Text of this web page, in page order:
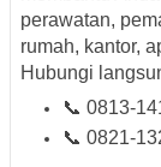
perawatan,
rumah, kantor,
Hubungi
📞 0813-
📞 0821-